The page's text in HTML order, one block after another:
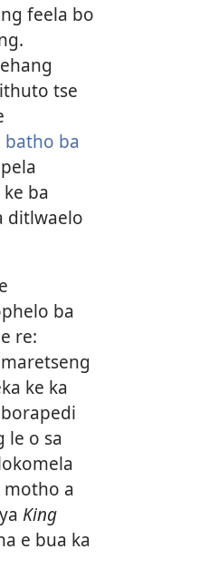
feela bo
tse
batho ba
ba
ditlwaelo
ba
re:
ke ka
le o sa
a
King
e bua ka